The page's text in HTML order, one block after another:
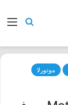
بحث
موتورلا